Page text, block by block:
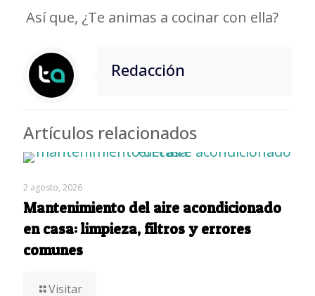
Así que, ¿Te animas a cocinar con ella?
Redacción
Artículos relacionados
2 agosto, 2026
Mantenimiento del aire acondicionado
en casa: limpieza, filtros y errores
comunes
Visitar